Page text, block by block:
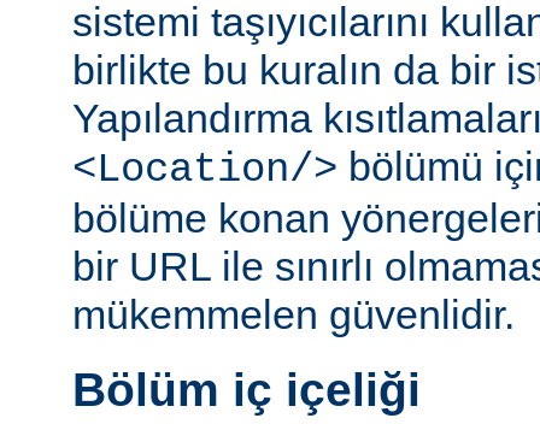
sistemi taşıyıcılarını
birlikte bu kuralın da bir
Yapılandırma
<Location/> bölümü
bölüme konan
bir URL ile sınırlı
mükemmelen güvenlidir.
Bölüm iç içeliği